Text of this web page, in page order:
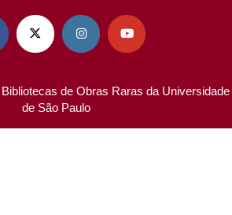
  
de Obras Raras da Universidade
de São Paulo